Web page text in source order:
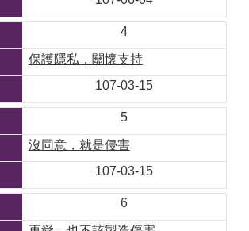
4
保護隱私，關懷支持
107-03-15
5
沒同意，就是侵害
107-03-15
6